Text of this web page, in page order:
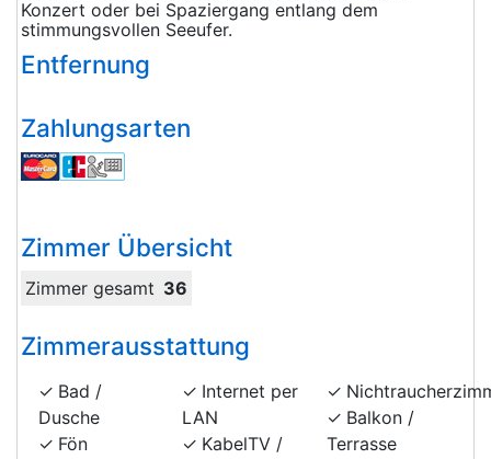
Konzert oder bei Spaziergang entlang dem
stimmungsvollen Seeufer.
Entfernung
Zahlungsarten
Zimmer Übersicht
Zimmer gesamt 36
Zimmerausstattung
Bad /
Dusche
Fön
Internet per
LAN
KabelTV /
Balkon /
Terrasse